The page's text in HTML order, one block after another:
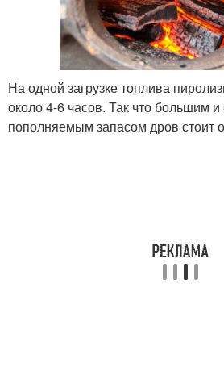
На одной загрузке топлива
около 4-6 часов. Так что большим и
пополняемым запасом дров стоит